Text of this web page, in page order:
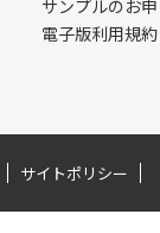
サンプルのお
電子版利用規約
サイトポリシー